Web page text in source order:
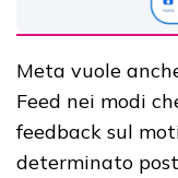
Meta vuole
Feed nei modi
feedback sul
determinato